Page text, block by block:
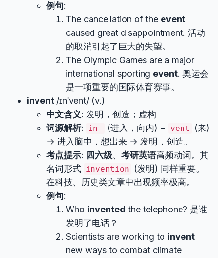
例句:
The cancellation of the event
caused great disappointment. 活动
的取消引起了巨大的失望。
The Olympic Games are a major
international sporting event. 奥运会
是一项重要的国际体育赛事。
invent /ɪnˈvent/ (v.)
中文含义: 发明，创造；虚构
词源解析: in- (进入，向内) + vent
(来)
→ 进入脑中，想出来 → 发明，创造。
考点提示: 四六级、 考研英语高频动词。其
名词形式 invention
(发明) 同样重要。
在科技、历史类文章中出现频率极高。
例句:
Who invented the telephone? 是谁
发明了电话？
Scientists are working to invent
new ways to combat climate